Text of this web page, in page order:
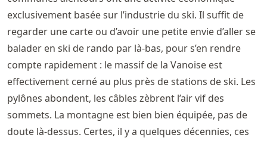
exclusivement basée sur l’industrie du ski. Il suffit de
regarder une carte ou d’avoir une petite envie d’aller se
balader en ski de rando par là-bas, pour s’en rendre
compte rapidement : le massif de la Vanoise est
effectivement cerné au plus près de stations de ski. Les
pylônes abondent, les câbles zèbrent l’air vif des
sommets. La montagne est bien bien équipée, pas de
doute là-dessus. Certes, il y a quelques décennies, ces